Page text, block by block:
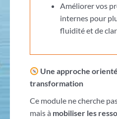
Améliorer vos
internes pour
fluidité et de
Une approche
transformation
Ce module ne cherche
mais à mobiliser les